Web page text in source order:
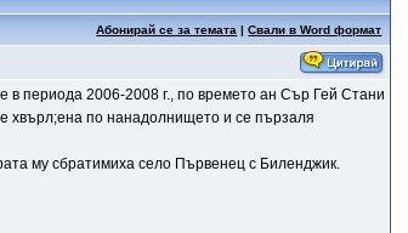
Абонирай се за темата |Свали в Word формат
в периода 2006-2008 г., по времето ан Сър Гей Стани
хвърл;ена по нанадолнището и се пързаля
му сбратимиха село Първенец с Биленджик.